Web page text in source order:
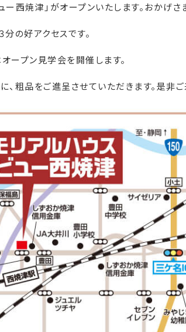
西焼津」がオープンいたします。おかげさ
の好アクセスです。
ープン見学会を開催します。
粗品をご進呈させていただきます。是非ご